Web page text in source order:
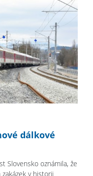
dálkové
Slovensko oznámila, že
v historii